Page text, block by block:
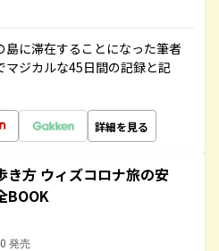
に滞在することになった筆者
ジカルな45日間の記録と記
詳細を見る
き方 ウィズコロナ旅の安
BOOK
発売